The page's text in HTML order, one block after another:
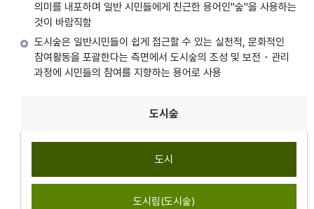
의미를 내포하며 일반 시민들에게 친근한 용어인"숲"을 사용하는
것이 바람직함
도시숲은 일반시민들이 쉽게 접근할 수 있는 실천적, 문화적인
참여활동을 포괄한다는 측면에서 도시숲의 조성 및 보전・관리
과정에 시민들의 참여를 지향하는 용어로 사용
도시숲
도시
도시림(도시숲)